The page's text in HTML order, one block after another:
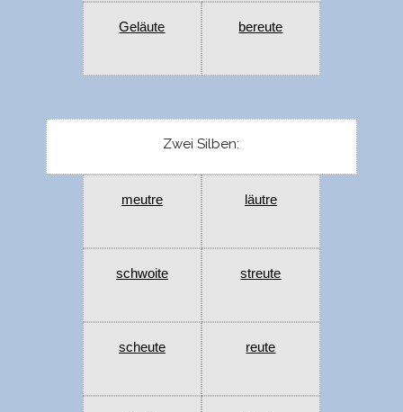
Geläute bereute
Zwei Silben:
meutre läutre
schwoite streute
scheute reute